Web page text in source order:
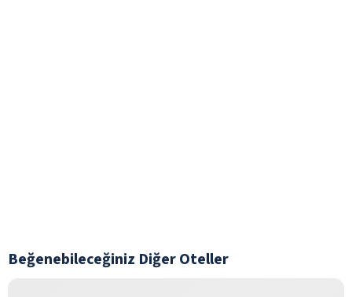
Beğenebileceğiniz Diğer Oteller